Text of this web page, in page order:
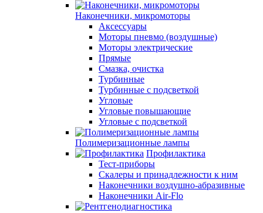
Наконечники, микромоторы
Аксессуары
Моторы пневмо (воздушные)
Моторы электрические
Прямые
Смазка, очистка
Турбинные
Турбинные с подсветкой
Угловые
Угловые повышающие
Угловые с подсветкой
Полимеризационные лампы
Профилактика
Тест-приборы
Скалеры и принадлежности к ним
Наконечники воздушно-абразивные
Наконечники Air-Flo